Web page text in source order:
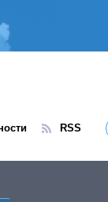
RSS